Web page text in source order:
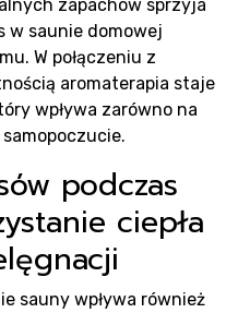
zapachów sprzyja
w saunie domowej
W połączeniu z
aromaterapia staje
wpływa zarówno na
podczas
ciepła
sauny wpływa również